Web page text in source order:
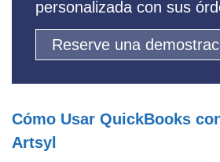
personalizada con sus
Reserve una
Cómo Usar QuickBooks
Artsyl